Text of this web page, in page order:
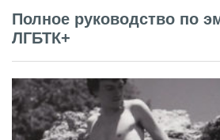
Полное руководство по
ЛГБТК+